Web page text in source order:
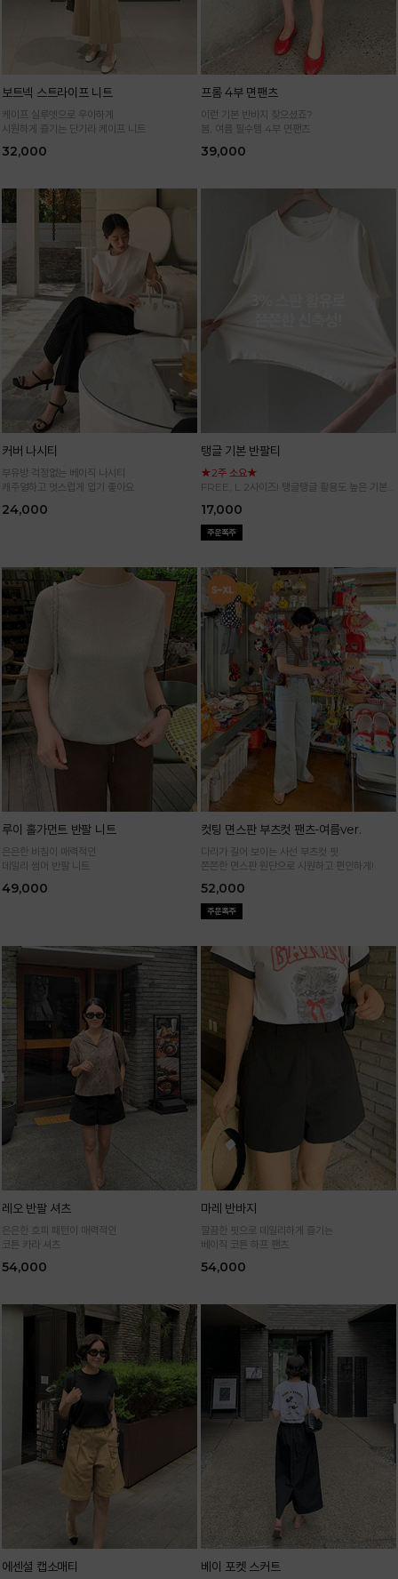
보트넥 스트라이프 니트
케이프 실루엣으로 우아하게
시원하게 즐기는 단가라 케이프 니트
32,000
프롬 4부 면팬츠
이런 기본 반바지 찾으셨죠?
봄, 여름 필수템 4부 면팬츠
39,000
커버 나시티
부유방 걱정없는 베이직 나시티
캐주얼하고 멋스럽게 입기 좋아요
24,000
탱글 기본 반팔티
★2주 소요★
FREE, L 2사이즈! 탱글탱글 활용도 높은 기본
17,000
루이 홀가먼트 반팔 니트
은은한 비침이 매력적인
데일리 썸머 반팔 니트
49,000
컷팅 면스판 부츠컷 팬츠-여름ver.
다리가 길어 보이는 사선 부츠컷 핏
쫀쫀한 면스판 원단으로 시원하고 편안하게!
52,000
레오 반팔 셔츠
은은한 호피 패턴이 매력적인
코튼 카라 셔츠
54,000
마레 반바지
깔끔한 핏으로 데일리하게 즐기는
베이직 코튼 하프 팬츠
54,000
에센셜 캡소매티 베이 포켓 스커트